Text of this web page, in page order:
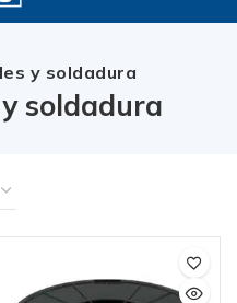
y soldadura
soldadura